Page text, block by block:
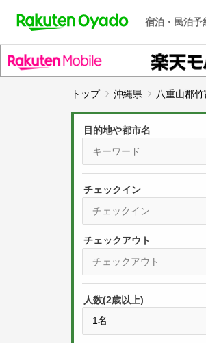
宿泊・民泊
トップ 沖縄県 八重山郡
目的地や都市名
チェックイン
r
s
s
P
r
s
人数(2歳以上)